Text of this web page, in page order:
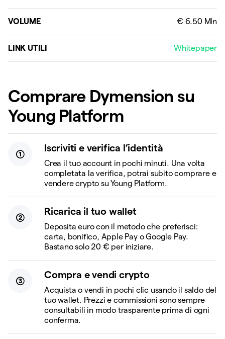
VOLUME
LINK UTILI Whitepaper
Comprare Dymension su
Young Platform
Iscriviti e verifica l’identità
Crea il tuo account in pochi minuti. Una volta
completata la verifica, potrai subito comprare e
vendere crypto su Young Platform.
Ricarica il tuo wallet
Deposita euro con il metodo che preferisci:
carta, bonifico, Apple Pay o Google Pay.
Bastano solo 20 € per iniziare.
Compra e vendi crypto
Acquista o vendi in pochi clic usando il saldo del
tuo wallet. Prezzi e commissioni sono sempre
consultabili in modo trasparente prima di ogni
conferma.